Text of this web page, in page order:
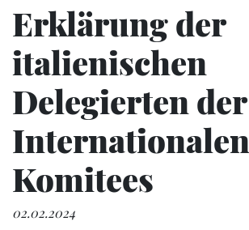
Erklärung der
italienischen
Delegierten der
Internationalen
Komitees
02.02.2024